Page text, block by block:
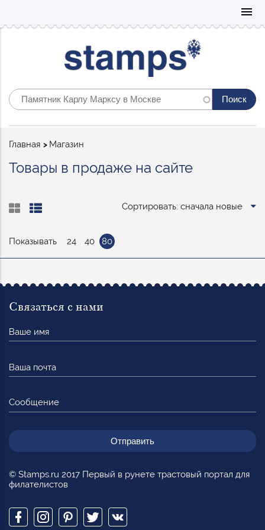
menu
Строка
Главная Магазин
Товары в продаже на сайте
Сортировать: сначала новые
Показывать 24 40 80
© Stamps.ru 2017 Первый в рунете трастовый портал для
филателистов
Связаться с нами
имя
почта
Сообщение